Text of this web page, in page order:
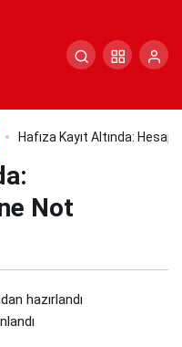
Hafıza Kayıt Altında:
Not
hazırlandı
Düşülmüştür